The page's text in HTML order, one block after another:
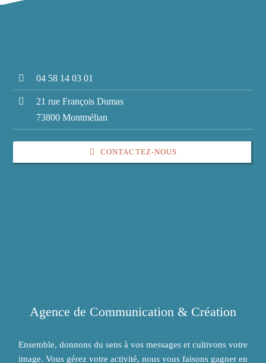
04 58 14 03 01
21 rue François Dumas
73800 Montmélian
CONTACTEZ-NOUS
Agence de Communication & Création
Ensemble, donnons du sens à vos messages et cultivons votre
image. Vous gérez votre activité, nous vous faisons gagner en